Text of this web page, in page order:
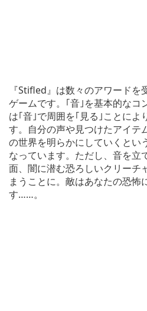
『Stifled』は数々のアワード
ゲームです。｢音｣を基本的なコ
は｢音｣で周囲を｢見る｣ことによ
す。自分の声や見つけたアイテ
の世界を明らかにしていくとい
なっています。ただし、音を立
面、闇に潜む恐ろしいクリーチ
まうことに。敵はあなたの恐怖
す……。